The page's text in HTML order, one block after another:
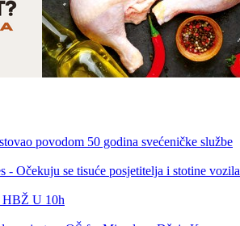
povodom 50 godina svećeničke službe
Očekuju se tisuće posjetitelja i stotine vozila
HBŽ U 10h